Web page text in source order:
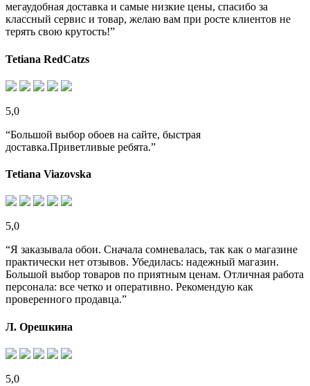
мегаудобная доставка и самые низкие цены, спасибо за
классный сервис и товар, желаю вам при росте клиентов не
терять свою крутость!”
Tetiana RedCatzs
5,0
“Большой выбор обоев на сайте, быстрая
доставка.Приветливые ребята.”
Tetiana Viazovska
5,0
“Я заказывала обои. Сначала сомневалась, так как о магазине
практически нет отзывов. Убедилась: надежный магазин.
Большой выбор товаров по приятным ценам. Отличная работа
персонала: все четко и оперативно. Рекомендую как
проверенного продавца.”
Л. Орешкина
5,0